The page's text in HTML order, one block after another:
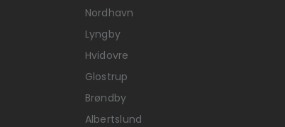
Nordhavn
Lyngby
Hvidovre
Glostrup
Brøndby
Albertslund